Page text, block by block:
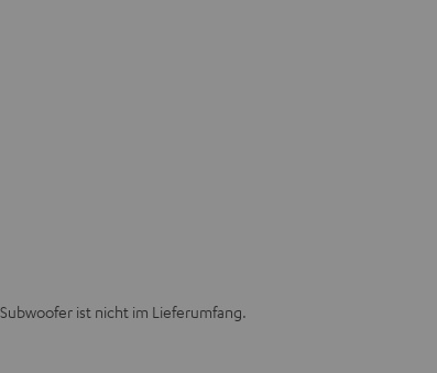
Subwoofer ist nicht im Lieferumfang.